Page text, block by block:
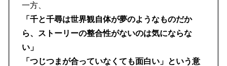
一方、
「千と千尋は世界観自体が夢のようなものだか
ら、ストーリーの整合性がないのは気にならな
い」
「つじつまが合っていなくても面白い」という意